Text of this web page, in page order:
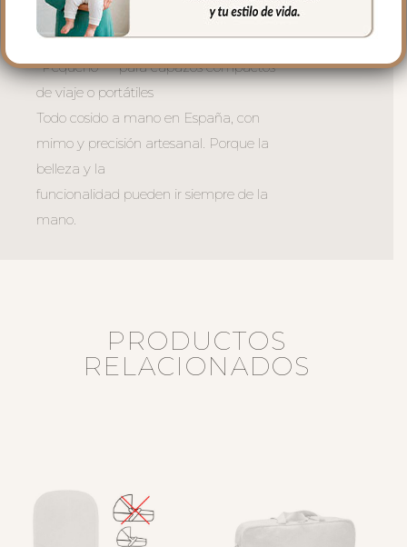
– Gemelar — diseñado para capazos
dobles de gemelos
-Pequeño — para capazos compactos
de viaje o portátiles
Todo cosido a mano en España, con
mimo y precisión artesanal. Porque la
belleza y la
funcionalidad pueden ir siempre de la
mano.
PRODUCTOS
RELACIONADOS